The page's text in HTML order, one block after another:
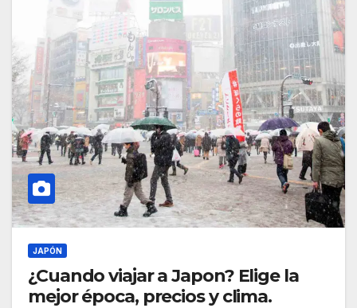
JAPÓN
¿Cuando viajar a Japon? Elige la
mejor época, precios y clima.